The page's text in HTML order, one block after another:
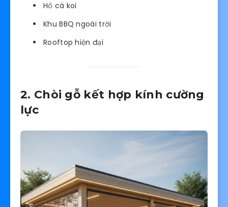
Hồ cá koi
Khu BBQ ngoài trời
Rooftop hiện đại
2. Chòi gỗ kết hợp kính cường
lực